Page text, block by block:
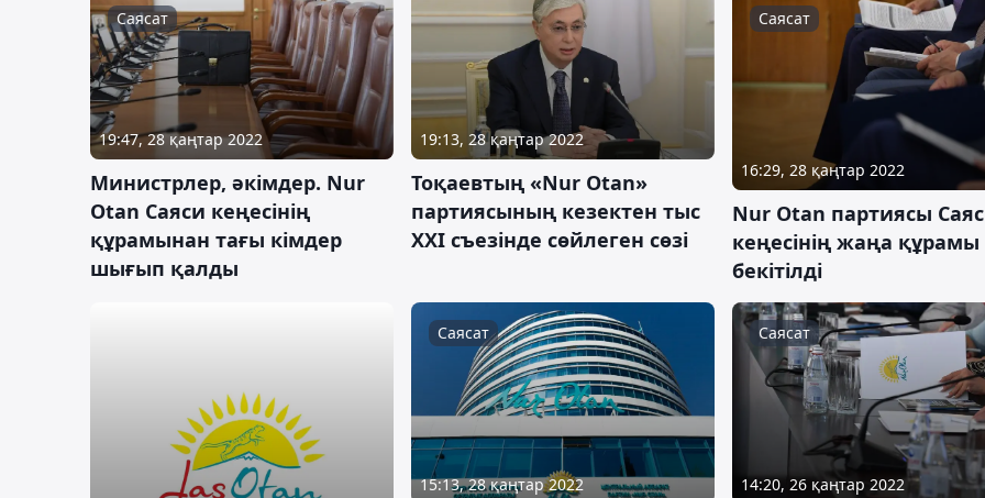
Саясат
19:47, 28 қаңтар 2022
Министрлер, әкімдер. Nur
Otan Саяси кеңесінің
құрамынан тағы кімдер
шығып қалды
19:13, 28 қаңтар 2022
Тоқаевтың «Nur Otan»
партиясының кезектен тыс
ХХІ съезінде сөйлеген сөзі
Саясат
16:29, 28 қаңтар 2022
Nur Otan партиясы
кеңесінің жаңа құрамы
бекітілді
Саясат
15:13, 28 қаңтар 2022
Саясат
14:20, 26 қаңтар 2022